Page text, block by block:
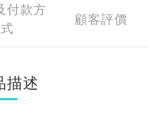
付款方
式
顧客評價
描述